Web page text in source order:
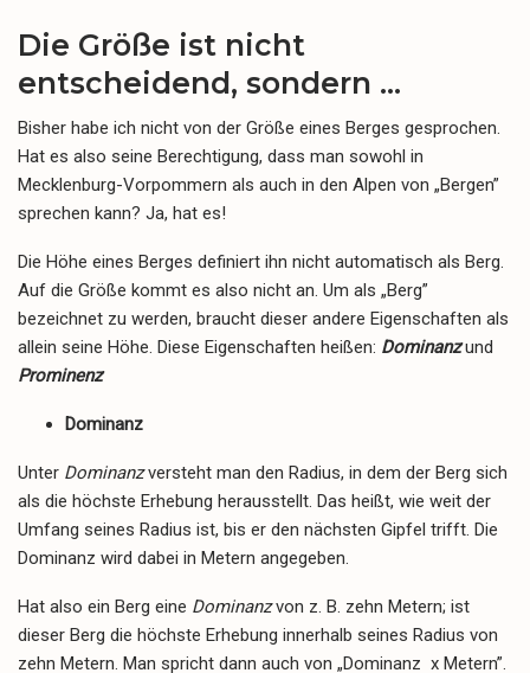
Die Größe ist nicht
entscheidend, sondern …
Bisher habe ich nicht von der Größe eines Berges gesprochen.
Hat es also seine Berechtigung, dass man sowohl in
Mecklenburg-Vorpommern als auch in den Alpen von „Bergen”
sprechen kann? Ja, hat es!
Die Höhe eines Berges definiert ihn nicht automatisch als Berg.
Auf die Größe kommt es also nicht an. Um als „Berg”
bezeichnet zu werden, braucht dieser andere Eigenschaften als
allein seine Höhe. Diese Eigenschaften heißen: Dominanzund
Prominenz
Dominanz
Unter Dominanzversteht man den Radius, in dem der Berg sich
als die höchste Erhebung herausstellt. Das heißt, wie weit der
Umfang seines Radius ist, bis er den nächsten Gipfel trifft. Die
Dominanz wird dabei in Metern angegeben.
Hat also ein Berg eine Dominanzvon z. B. zehn Metern; ist
dieser Berg die höchste Erhebung innerhalb seines Radius von
zehn Metern. Man spricht dann auch von „Dominanz x Metern”.